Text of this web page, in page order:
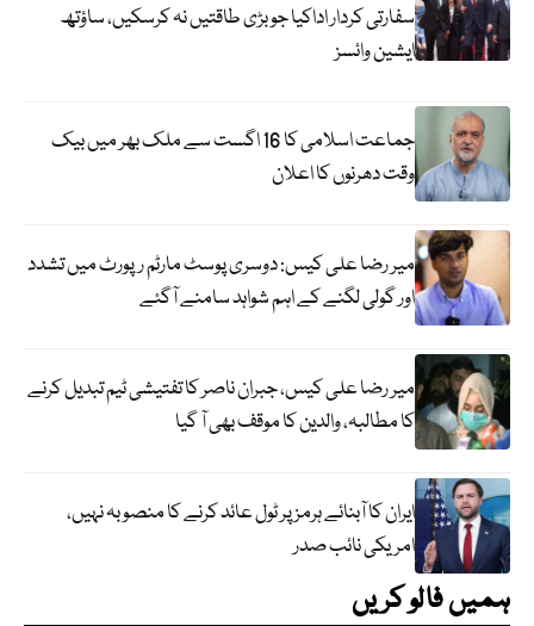
سفارتی کردار اداکیا جو بڑی طاقتیں نہ کرسکیں، ساؤتھ
ایشین وائسز
جماعت اسلامی کا 16 اگست سے ملک بھر میں بیک
وقت دھرنوں کا اعلان
میر رضا علی کیس: دوسری پوسٹ مارٹم رپورٹ میں تشدد
اور گولی لگنے کے اہم شواہد سامنے آگئے
میر رضا علی کیس، جبران ناصر کا تفتیشی ٹیم تبدیل کرنے
کا مطالبہ، والدین کا موقف بھی آ گیا
ایران کا آبنائے ہرمز پر ٹول عائد کرنے کا منصوبہ نہیں،
امریکی نائب صدر
ہمیں فالو کریں